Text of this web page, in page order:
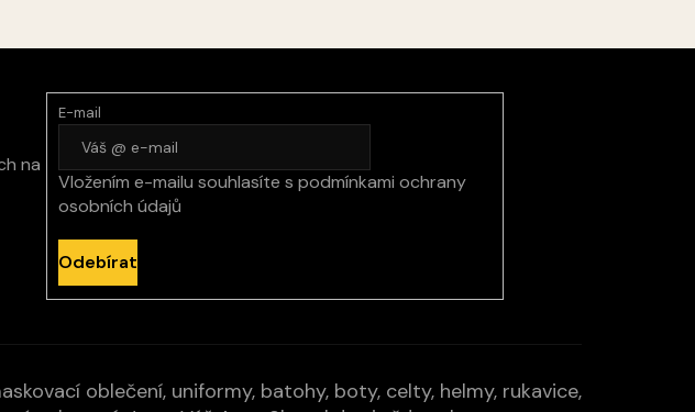
na
E-mail
Vložením e-mailu souhlasíte s podmínkami ochrany
osobních údajů
Odebírat
oblečení, uniformy, batohy, boty, celty, helmy, rukavice,